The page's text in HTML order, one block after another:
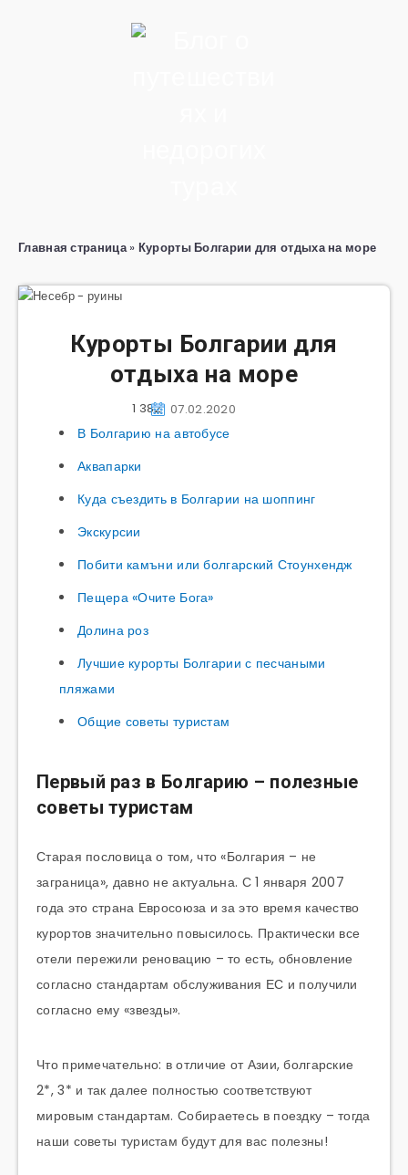
Главная страница» Курорты Болгарии для отдыха на море
Курорты Болгарии для
отдыха на море
07.02.2020
1 382
В Болгарию на автобусе
Аквапарки
Куда съездить в Болгарии на шоппинг
Экскурсии
Побити камъни или болгарский Стоунхендж
Пещера «Очите Бога»
Долина роз
Лучшие курорты Болгарии с песчаными
пляжами
Общие советы туристам
Первый раз в Болгарию – полезные
советы туристам
Старая пословица о том, что «Болгария – не
заграница», давно не актуальна. С 1 января 2007
года это страна Евросоюза и за это время качество
курортов значительно повысилось. Практически все
отели пережили реновацию – то есть, обновление
согласно стандартам обслуживания ЕС и получили
согласно ему «звезды».
Что примечательно: в отличие от Азии, болгарские
2*, 3* и так далее полностью соответствуют
мировым стандартам. Собираетесь в поездку – тогда
наши советы туристам будут для вас полезны!